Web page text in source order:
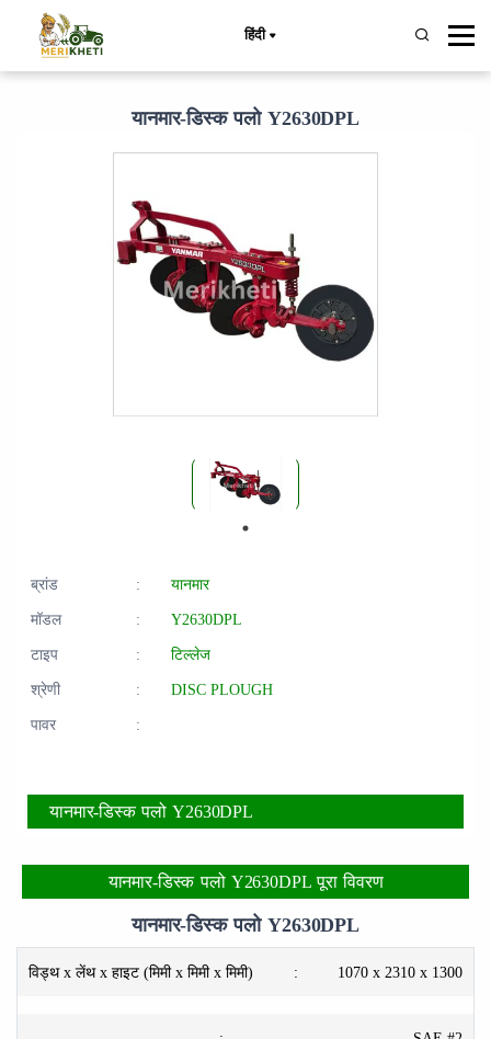
हिंदी
यानमार-डिस्क पलो Y2630DPL
ब्रांड :
यानमार
मॉडल
:
Y2630DPL
टाइप
:
टिल्लेज
श्रेणी
:
DISC PLOUGH
पावर
:
यानमार-डिस्क पलो Y2630DPL
यानमार-डिस्क पलो Y2630DPL पूरा विवरण
यानमार-डिस्क पलो Y2630DPL
विड्थ x लेंथ x हाइट (मिमी x मिमी x मिमी) : 1070 x 2310 x 1300